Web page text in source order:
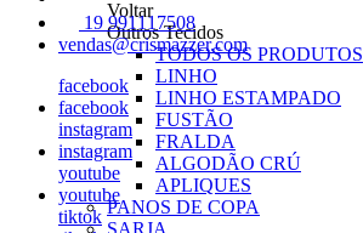
Voltar
Outros Tecidos
TODOS OS PRODUTOS
LINHO
LINHO ESTAMPADO
FUSTÃO
FRALDA
ALGODÃO CRÚ
APLIQUES
PANOS DE COPA
SARJA
19 991117508
vendas@crismazzer.com
facebook
facebook
instagram
instagram
youtube
youtube
tiktok